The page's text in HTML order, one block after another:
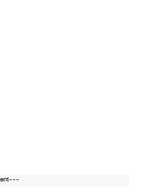
---Advertisement---